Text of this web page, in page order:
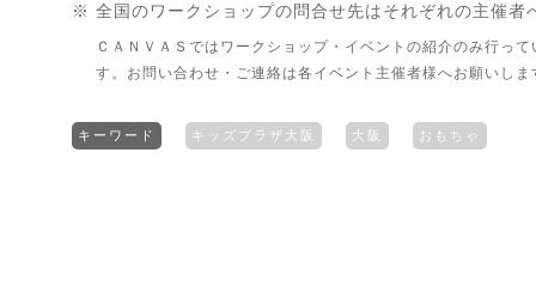
※ 全国のワークショップの問合せ先はそれぞれの主催者
ＣＡＮＶＡＳではワークショップ・イベントの紹介のみ行って
す。お問い合わせ・ご連絡は各イベント主催者様へお願いしま
キーワード キッズプラザ大阪 大阪 おもちゃ